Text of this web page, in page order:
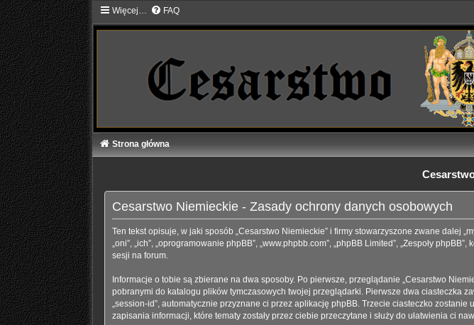
Więcej… FAQ
Strona główna
Cesarstwo Niemieckie - Zasady ochrony danych osobowych
Ten tekst opisuje, w jaki sposób „Cesarstwo Niemieckie” i firmy stowarzyszone zwane dalej
„oni”, „ich”, „oprogramowanie phpBB”, „www.phpbb.com”, „phpBB Limited”, „Zespoły
sesji na forum.
Informacje o tobie są zbierane na dwa sposoby. Po pierwsze, przeglądanie „Cesarstwo
pobranymi do katalogu plików tymczasowych twojej przeglądarki. Pierwsze dwa ciasteczka
„session-id”, automatycznie przyznane ci przez aplikację phpBB. Trzecie ciasteczko
zapisania informacji, które tematy zostały przez ciebie przeczytane i służy do ułatwienia ci